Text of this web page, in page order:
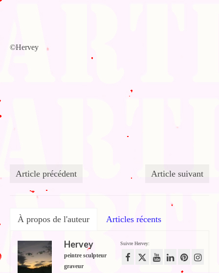
©Hervey
Article précédent Article suivant
À propos de l'auteur Articles récents
Suivre Hervey:
Hervey
peintre sculpteur
graveur